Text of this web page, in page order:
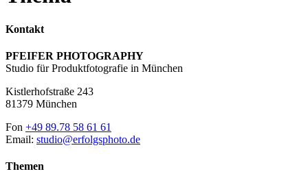
Kontakt
PFEIFER PHOTOGRAPHY
Studio für Produktfotografie in München
Kistlerhofstraße 243
81379 München
Fon +49 89.78 58 61 61
Email: studio@erfolgsphoto.de
Themen